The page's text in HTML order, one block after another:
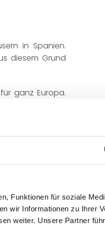
Funktionen für soziale
wir Informationen zu Ihrer
weiter. Unsere Partner
in Spanien.
diesem Grund
ganz Europa.
und anderen
der Hauptziele
Inseln, wie auch
eine